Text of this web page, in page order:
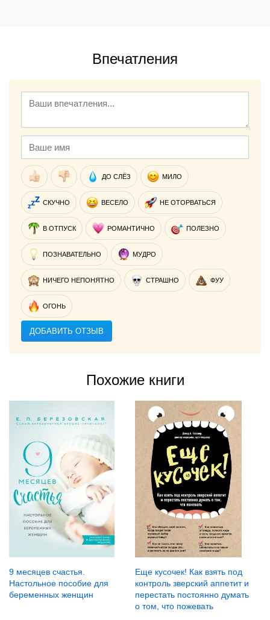
Впечатления
ДО СЛЁЗ МИЛО
СКУЧНО ВЕСЕЛО НЕ ОТОРВАТЬСЯ
В ОТПУСК РОМАНТИЧНО ПОЛЕЗНО
ПОЗНАВАТЕЛЬНО МУДРО
НИЧЕГО НЕПОНЯТНО СТРАШНО ФУУ
ОГОНЬ
ДОБАВИТЬ ОТЗЫВ
Похожие книги
9 месяцев счастья.
Настольное пособие для
беременных женщин
Еще кусочек! Как взять под
контроль зверский аппетит и
перестать постоянно думать
о том, что пожевать